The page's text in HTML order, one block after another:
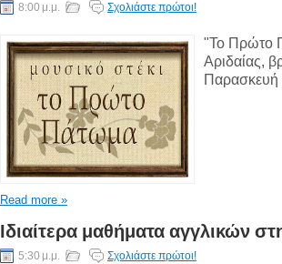
8:00 μ.μ. Σχολιάστε πρώτοι!
"Το Πρώτο
Αριδαίας,
Παρασκευή
Read more »
Ιδιαίτερα μαθήματα αγγλικών
5:30 μ.μ. Σχολιάστε πρώτοι!